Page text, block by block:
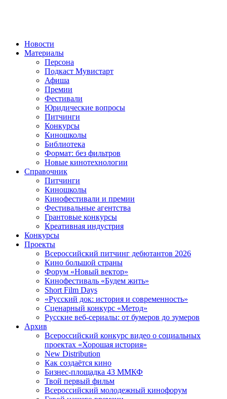
Новости
Материалы
Персона
Подкаст Мувистарт
Афиша
Премии
Фестивали
Юридические вопросы
Питчинги
Конкурсы
Киношколы
Библиотека
Формат: без фильтров
Новые кинотехнологии
Справочник
Питчинги
Киношколы
Кинофестивали и премии
Фестивальные агентства
Грантовые конкурсы
Креативная индустрия
Конкурсы
Проекты
Всероссийский питчинг дебютантов 2026
Кино большой страны
Форум «Новый вектор»
Кинофестиваль «Будем жить»
Short Film Days
«Русский док: история и современность»
Сценарный конкурс «Метод»
Русские веб-сериалы: от бумеров до зумеров
Архив
Всероссийский конкурс видео о социальных
проектах «Хорошая история»
New Distribution
Как создаётся кино
Бизнес-площадка 43 ММКФ
Твой первый фильм
Всероссийский молодежный кинофорум